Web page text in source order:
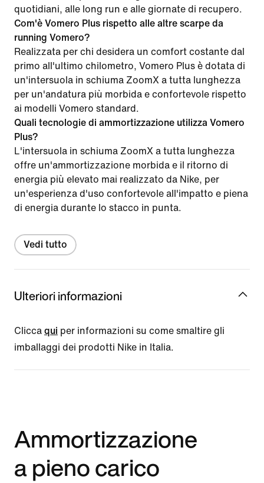
quotidiani, alle long run e alle giornate di recupero.
Com'è Vomero Plus rispetto alle altre scarpe da
running Vomero?
Realizzata per chi desidera un comfort costante dal
primo all'ultimo chilometro, Vomero Plus è dotata di
un'intersuola in schiuma ZoomX a tutta lunghezza
per un'andatura più morbida e confortevole rispetto
ai modelli Vomero standard.
Quali tecnologie di ammortizzazione utilizza Vomero
Plus?
L'intersuola in schiuma ZoomX a tutta lunghezza
offre un'ammortizzazione morbida e il ritorno di
energia più elevato mai realizzato da Nike, per
un'esperienza d'uso confortevole all'impatto e piena
di energia durante lo stacco in punta.
Vedi tutto
Ulteriori informazioni
Clicca qui per informazioni su come smaltire gli
imballaggi dei prodotti Nike in Italia.
Ammortizzazione
a pieno carico